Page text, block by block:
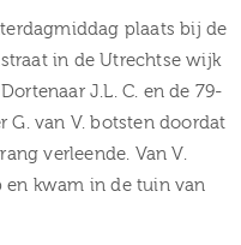
plaats bij de
in de Utrechtse wijk
J.L. C. en de 79-
G. van V. botsten doordat
verleende. Van V.
kwam in de tuin van